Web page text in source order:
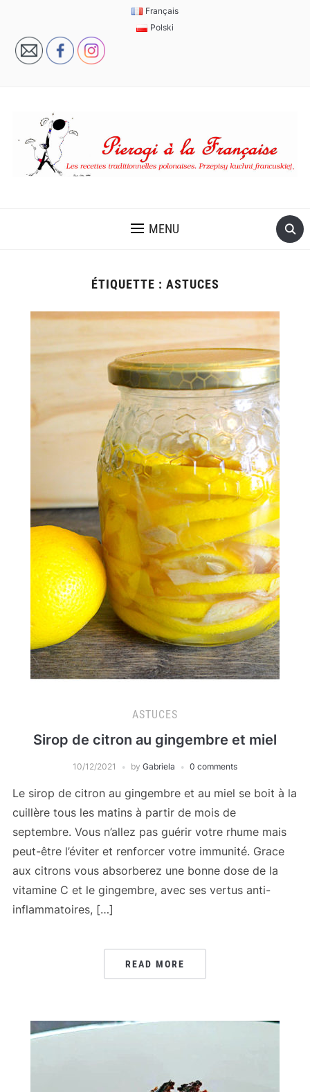
Français
Polski
MENU
ÉTIQUETTE : ASTUCES
ASTUCES
Sirop de citron au gingembre et miel
10/12/2021 by Gabriela 0 comments
Le sirop de citron au gingembre et au miel se boit à la
cuillère tous les matins à partir de mois de
septembre. Vous n’allez pas guérir votre rhume mais
peut-être l’éviter et renforcer votre immunité. Grace
aux citrons vous absorberez une bonne dose de la
vitamine C et le gingembre, avec ses vertus anti-
inflammatoires, […]
READ MORE